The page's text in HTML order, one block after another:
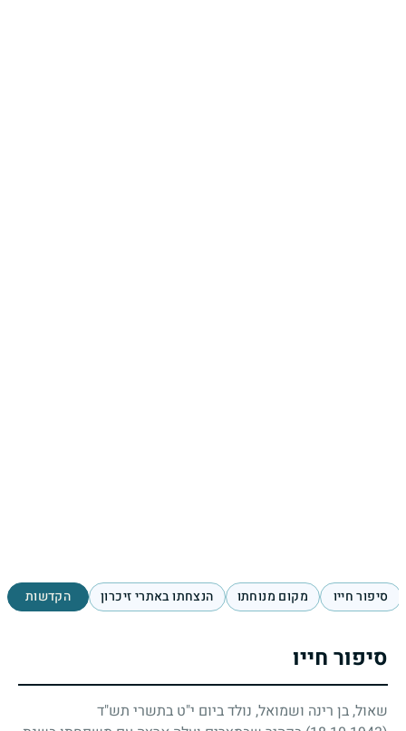
סיפור חייו מקום מנוחתו הנצחתו באתרי זיכרון הקדשות
סיפור חייו
שאול, בן רינה ושמואל, נולד ביום י"ט בתשרי תש"ד